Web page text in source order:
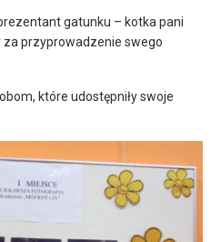
gatunku – kotka pani
za przyprowadzenie swego
które udostępniły swoje